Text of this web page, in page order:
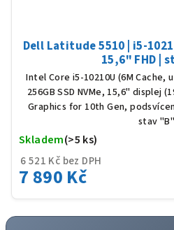
Dell Latitude 5510 | i5-
15,6" FHD |
Intel Core i5-10210U (6M Cache,
256GB SSD NVMe, 15,6" displej
Graphics for 10th Gen,
stav "B"
6 521 Kč bez DPH
7 890 Kč
Skladem(>5 ks)